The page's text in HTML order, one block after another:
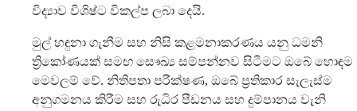
විද්‍යාව විශිෂ්ට විකල්ප ලබා දෙයි.
මුල් හඳුනා ගැනීම සහ නිසි කළමනාකරණය යනු ධමනි
ත්‍රිකෝණයක් සමඟ සෞඛ්‍ය සම්පන්නව සිටීමට ඔබේ හොඳම
මෙවලම් වේ. නිතිපතා පරීක්ෂණ, ඔබේ ප්‍රතිකාර සැලැස්ම
අනුගමනය කිරීම සහ රුධිර පීඩනය සහ දුම්පානය වැනි